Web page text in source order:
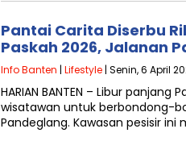
Pantai Carita Diserbu
Paskah 2026, Jalanan
Info Banten | Lifestyle | Senin, 6 April
HARIAN BANTEN – Libur
wisatawan untuk berbondong-
Pandeglang. Kawasan pesisir